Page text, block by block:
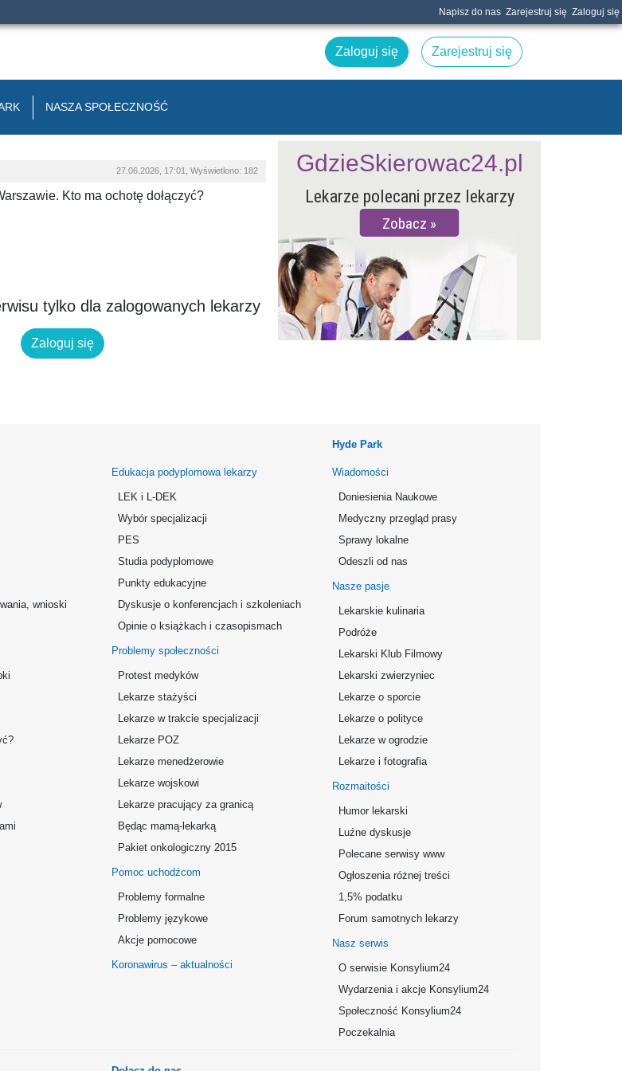
Napisz do nas Zarejestruj się Zaloguj się
Zaloguj się Zarejestruj się
NASZA SPOŁECZNOŚĆ
27.06.2026, 17:01, Wyświetlono: 182
Kto ma ochotę dołączyć?
tylko dla zalogowanych lekarzy
Zaloguj się
Lekarze polecani przez lekarzy
Zobacz
GdzieSkierowac24.pl
wnioski
Edukacja podyplomowa lekarzy
LEK i L-DEK
Wybór specjalizacji
PES
Studia podyplomowe
Punkty edukacyjne
Dyskusje o konferencjach i szkoleniach
Opinie o książkach i czasopismach
Problemy społeczności
Protest medyków
Lekarze stażyści
Lekarze w trakcie specjalizacji
Lekarze POZ
Lekarze menedżerowie
Lekarze wojskowi
Lekarze pracujący za granicą
Będąc mamą-lekarką
Pakiet onkologiczny 2015
Pomoc uchodźcom
Problemy formalne
Problemy językowe
Akcje pomocowe
Koronawirus – aktualności
Hyde Park
Wiadomości
Doniesienia Naukowe
Medyczny przegląd prasy
Sprawy lokalne
Odeszli od nas
Nasze pasje
Lekarskie kulinaria
Podróże
Lekarski Klub Filmowy
Lekarski zwierzyniec
Lekarze o sporcie
Lekarze o polityce
Lekarze w ogrodzie
Lekarze i fotografia
Rozmaitości
Humor lekarski
Luźne dyskusje
Polecane serwisy www
Ogłoszenia różnej treści
1,5% podatku
Forum samotnych lekarzy
Nasz serwis
O serwisie Konsylium24
Wydarzenia i akcje Konsylium24
Społeczność Konsylium24
Poczekalnia